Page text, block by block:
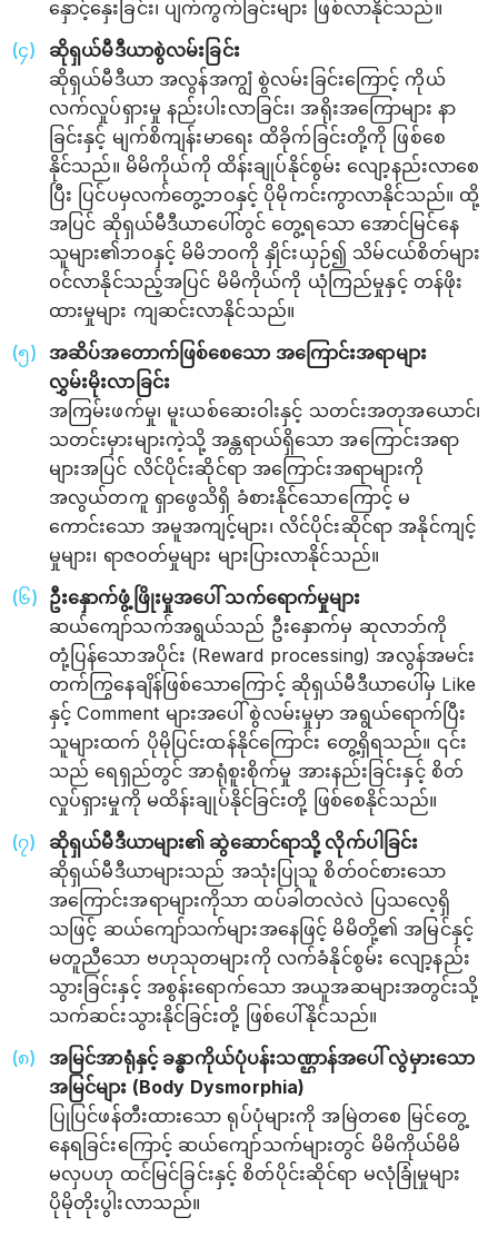
နှောင့်နှေးခြင်း၊ ပျက်ကွက်ခြင်းများ ဖြစ်လာနိုင်သည်။
ဆိုရှယ်မီဒီယာစွဲလမ်းခြင်း
ဆိုရှယ်မီဒီယာ အလွန်အကျွံ စွဲလမ်းခြင်းကြောင့် ကိုယ်
လက်လှုပ်ရှားမှု နည်းပါးလာခြင်း၊ အရိုးအကြောများ နာ
ခြင်းနှင့် မျက်စိကျန်းမာရေး ထိခိုက်ခြင်းတို့ကို ဖြစ်စေ
နိုင်သည်။ မိမိကိုယ်ကို ထိန်းချုပ်နိုင်စွမ်း လျော့နည်းလာစေ
ပြီး ပြင်ပမှလက်တွေ့ဘဝနှင့် ပိုမိုကင်းကွာလာနိုင်သည်။ ထို့
အပြင် ဆိုရှယ်မီဒီယာပေါ်တွင် တွေ့ရသော အောင်မြင်နေ
သူများ၏ဘဝနှင့် မိမိဘဝကို နှိုင်းယှဉ်၍ သိမ်ငယ်စိတ်များ
ဝင်လာနိုင်သည့်အပြင် မိမိကိုယ်ကို ယုံကြည်မှုနှင့် တန်ဖိုး
ထားမှုများ ကျဆင်းလာနိုင်သည်။
အဆိပ်အတောက်ဖြစ်စေသော အကြောင်းအရာများ
လွှမ်းမိုးလာခြင်း
အကြမ်းဖက်မှု၊ မူးယစ်ဆေးဝါးနှင့် သတင်းအတုအယောင်၊
သတင်းမှားများကဲ့သို့ အန္တရာယ်ရှိသော အကြောင်းအရာ
များအပြင် လိင်ပိုင်းဆိုင်ရာ အကြောင်းအရာများကို
အလွယ်တကူ ရှာဖွေသိရှိ ခံစားနိုင်သောကြောင့် မ
ကောင်းသော အမူအကျင့်များ၊ လိင်ပိုင်းဆိုင်ရာ အနိုင်ကျင့်
မှုများ၊ ရာဇဝတ်မှုများ များပြားလာနိုင်သည်။
ဦးနှောက်ဖွံ့ဖြိုးမှုအပေါ် သက်ရောက်မှုများ
ဆယ်ကျော်သက်အရွယ်သည် ဦးနှောက်မှ ဆုလာဘ်ကို
တုံ့ပြန်သောအပိုင်း (Reward processing) အလွန်အမင်း
တက်ကြွနေချိန်ဖြစ်သောကြောင့် ဆိုရှယ်မီဒီယာပေါ်မှ Like
နှင့် Comment များအပေါ် စွဲလမ်းမှုမှာ အရွယ်ရောက်ပြီး
သူများထက် ပိုမိုပြင်းထန်နိုင်ကြောင်း တွေ့ရှိရသည်။ ၎င်း
သည် ရေရှည်တွင် အာရုံစူးစိုက်မှု အားနည်းခြင်းနှင့် စိတ်
လှုပ်ရှားမှုကို မထိန်းချုပ်နိုင်ခြင်းတို့ ဖြစ်စေနိုင်သည်။
ဆိုရှယ်မီဒီယာများ၏ ဆွဲဆောင်ရာသို့ လိုက်ပါခြင်း
ဆိုရှယ်မီဒီယာများသည် အသုံးပြုသူ စိတ်ဝင်စားသော
အကြောင်းအရာများကိုသာ ထပ်ခါတလဲလဲ ပြသလေ့ရှိ
သဖြင့် ဆယ်ကျော်သက်များအနေဖြင့် မိမိတို့၏ အမြင်နှင့်
မတူညီသော ဗဟုသုတများကို လက်ခံနိုင်စွမ်း လျော့နည်း
သွားခြင်းနှင့် အစွန်းရောက်သော အယူအဆများအတွင်းသို့
သက်ဆင်းသွားနိုင်ခြင်းတို့ ဖြစ်ပေါ်နိုင်သည်။
အမြင်အာရုံနှင့် ခန္ဓာကိုယ်ပုံပန်းသဏ္ဌာန်အပေါ် လွဲမှားသော
အမြင်များ (Body Dysmorphia)
ပြုပြင်ဖန်တီးထားသော ရုပ်ပုံများကို အမြဲတစေ မြင်တွေ့
နေရခြင်းကြောင့် ဆယ်ကျော်သက်များတွင် မိမိကိုယ်မိမိ
မလှပဟု ထင်မြင်ခြင်းနှင့် စိတ်ပိုင်းဆိုင်ရာ မလုံခြုံမှုများ
ပိုမိုတိုးပွါးလာသည်။